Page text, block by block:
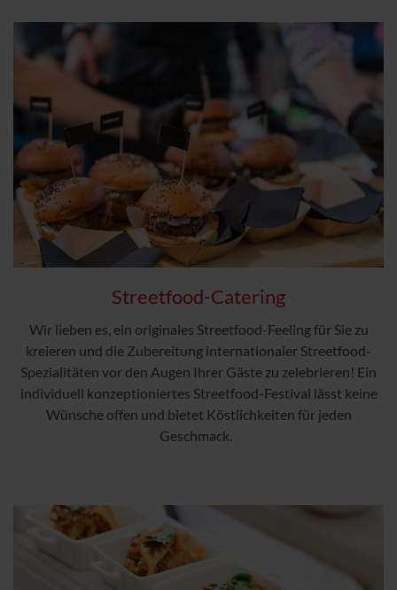
Streetfood-Catering
Wir lieben es, ein originales Streetfood-Feeling für Sie zu
kreieren und die Zubereitung internationaler Streetfood-
Spezialitäten vor den Augen Ihrer Gäste zu zelebrieren! Ein
individuell konzeptioniertes Streetfood-Festival lässt keine
Wünsche offen und bietet Köstlichkeiten für jeden
Geschmack.